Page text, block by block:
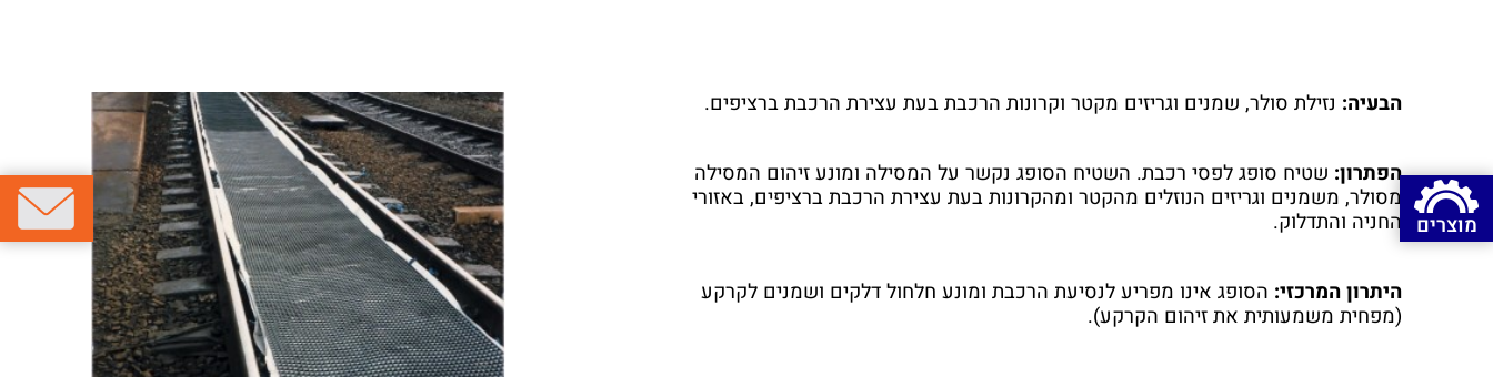
מוצרים
הבעיה: נזילת סולר, שמנים וגריזים מקטר וקרונות הרכבת בעת עצירת הרכבת ברציפים.
הפתרון: שטיח סופג לפסי רכבת. השטיח הסופג נקשר על המסילה ומונע זיהום המסילה
מסולר, משמנים וגריזים הנוזלים מהקטר ומהקרונות בעת עצירת הרכבת ברציפים, באזורי
החניה והתדלוק.
היתרון המרכזי: הסופג אינו מפריע לנסיעת הרכבת ומונע חלחול דלקים ושמנים לקרקע
(מפחית משמעותית את זיהום הקרקע).